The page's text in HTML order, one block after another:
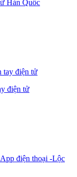
Hàn Quốc
điện tử